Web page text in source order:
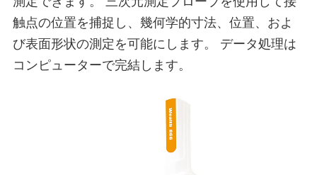
触点の位置を捕捉し、幾何学的寸法、位置、およ
び表面形状の測定を可能にします。 データ処理は
コンピューターで完結します。